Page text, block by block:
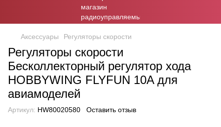
Аксессуары Регуляторы скорости
Регуляторы скорости
Бесколлекторный регулятор хода
HOBBYWING FLYFUN 10A для
авиамоделей
Артикул: HW80020580 Оставить отзыв